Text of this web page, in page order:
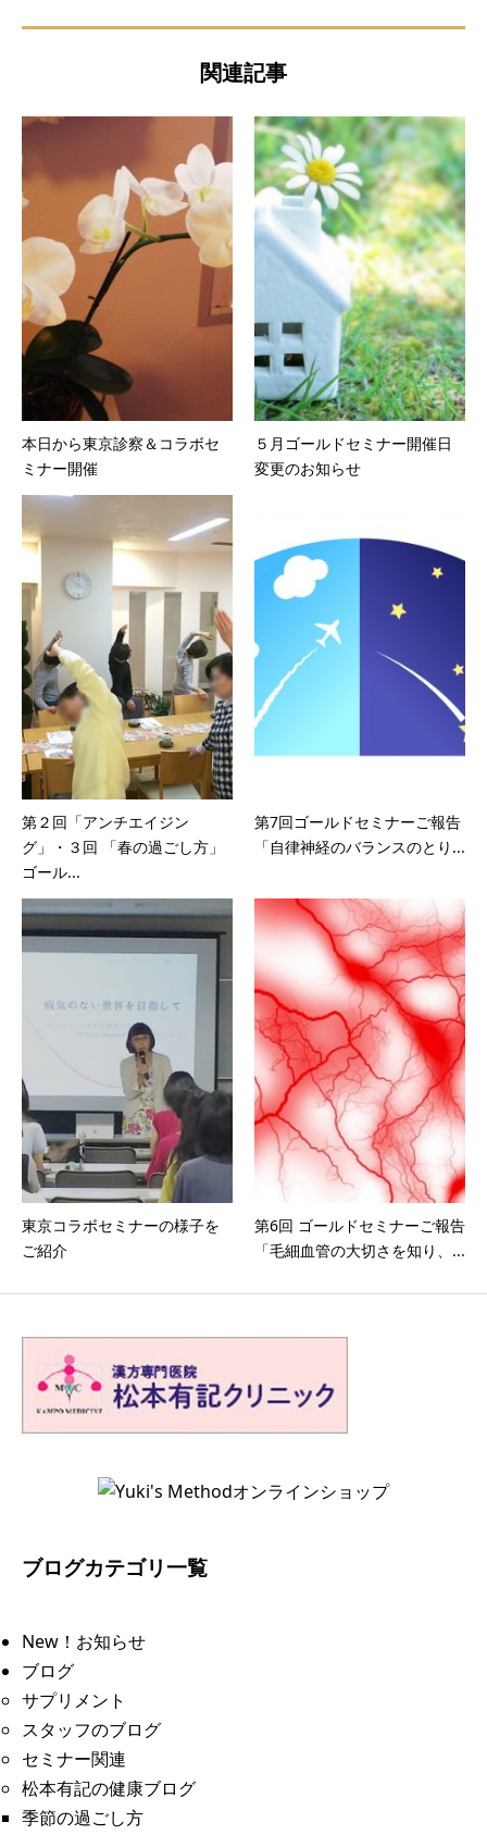
関連記事
本日から東京診察＆コラボセ
ミナー開催
５月ゴールドセミナー開催日
変更のお知らせ
第２回「アンチエイジン
グ」・３回 「春の過ごし方」
ゴール...
第7回ゴールドセミナーご報告
「自律神経のバランスのとり...
東京コラボセミナーの様子を
ご紹介
第6回 ゴールドセミナーご報告
「毛細血管の大切さを知り、...
ブログカテゴリ一覧
New！お知らせ
ブログ
サプリメント
スタッフのブログ
セミナー関連
松本有記の健康ブログ
季節の過ごし方